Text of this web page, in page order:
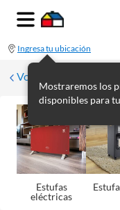
Ingresa tu ubicación
Mostraremos los
disponibles para
Volver a Climatización
Estufas
eléctricas